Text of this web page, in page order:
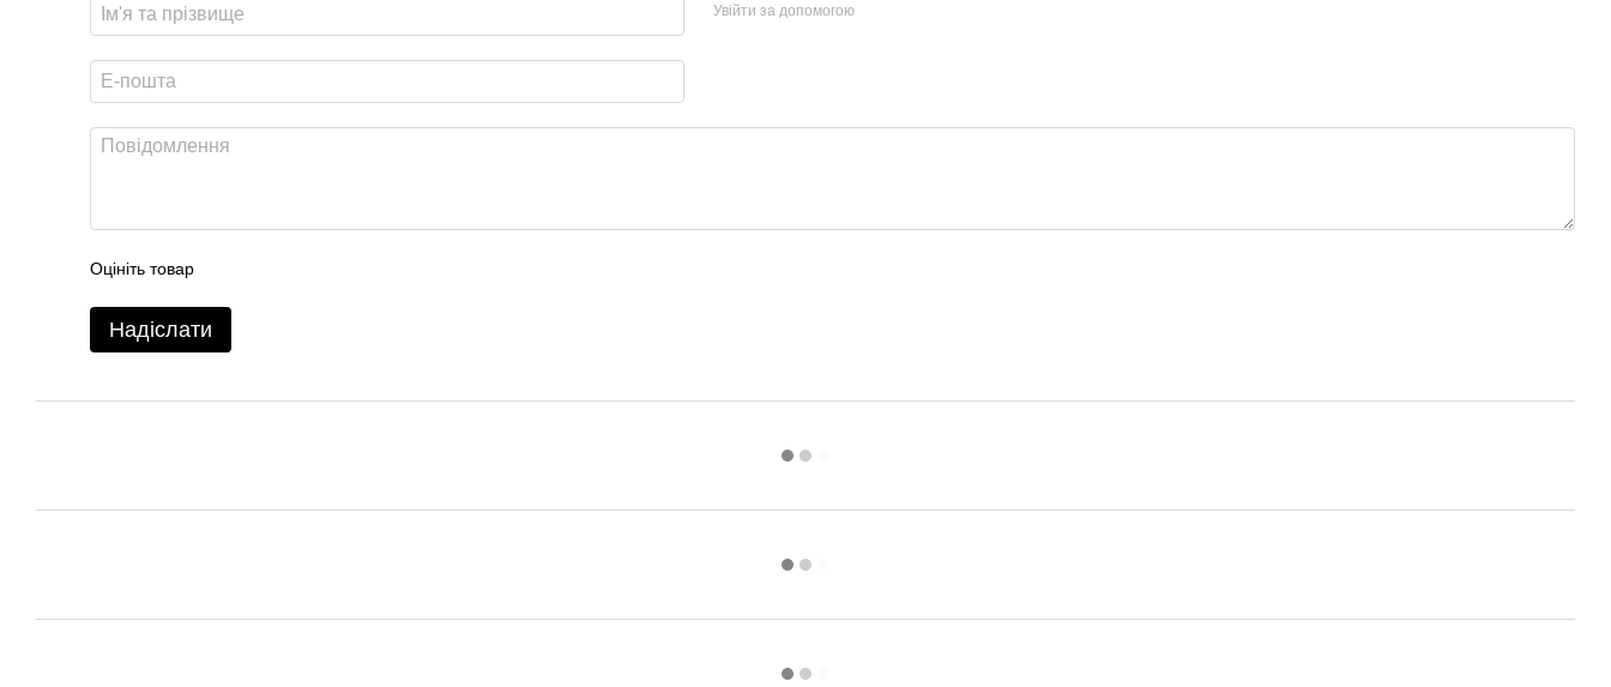
Увійти за допомогою
Оцініть товар
Надіслати